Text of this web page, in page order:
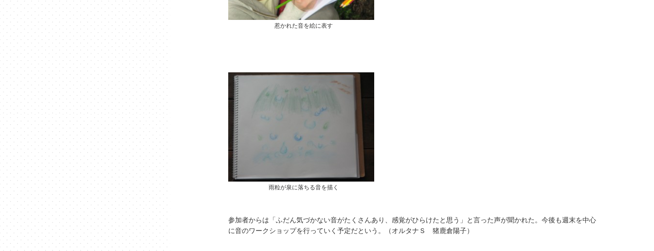
惹かれた音を絵に表す
雨粒が泉に落ちる音を描く
参加者からは「ふだん気づかない音がたくさんあり、感覚がひらけたと思う」と言った声が聞かれた。今後も週末を中心
に音のワークショップを行っていく予定だという。（オルタナＳ 猪鹿倉陽子）